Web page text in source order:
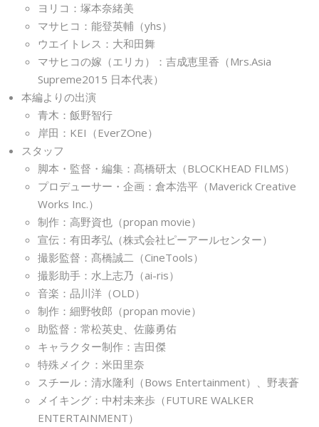
ヨリコ：塚本奈緒美
マサヒコ：能登英輔（yhs）
ウエイトレス：大和田舞
マサヒコの嫁（エリカ）：吉成恵里香（Mrs.Asia
Supreme2015 日本代表）
本編よりの出演
青木：飯野智行
岸田：KEI（EverZOne）
スタッフ
脚本・監督・編集：髙橋研太（BLOCKHEAD FILMS）
プロデューサー・企画：倉本浩平（Maverick Creative
Works Inc.）
制作：高野資也（propan movie）
宣伝：有田孝弘（株式会社ピーアールセンター）
撮影監督：髙橋誠二（CineTools）
撮影助手：水上志乃（ai-ris）
音楽：品川洋（OLD）
制作：細野牧郎（propan movie）
助監督：常松英史、佐藤勇佑
キャラクター制作：吉田傑
特殊メイク：米田里奈
スチール：清水隆利（Bows Entertainment）、野表蒼
メイキング：中村未来歩（FUTURE WALKER
ENTERTAINMENT）